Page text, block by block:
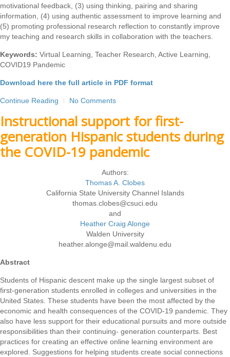
motivational feedback, (3) using thinking, pairing and sharing
information, (4) using authentic assessment to improve learning and
(5) promoting professional research reflection to constantly improve
my teaching and research skills in collaboration with the teachers.
Keywords: Virtual Learning, Teacher Research, Active Learning,
COVID19 Pandemic
Download here the full article in PDF format
Continue Reading No Comments
Instructional support for first-
generation Hispanic students during
the COVID-19 pandemic
Authors:
Thomas A. Clobes
California State University Channel Islands
thomas.clobes@csuci.edu
and
Heather Craig Alonge
Walden University
heather.alonge@mail.waldenu.edu
Abstract
Students of Hispanic descent make up the single largest subset of
first-generation students enrolled in colleges and universities in the
United States. These students have been the most affected by the
economic and health consequences of the COVID-19 pandemic. They
also have less support for their educational pursuits and more outside
responsibilities than their continuing- generation counterparts. Best
practices for creating an effective online learning environment are
explored. Suggestions for helping students create social connections